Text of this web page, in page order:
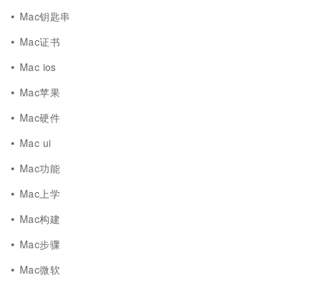
Mac钥匙串
Mac证书
Mac ios
Mac苹果
Mac硬件
Mac ui
Mac功能
Mac上学
Mac构建
Mac步骤
Mac微软